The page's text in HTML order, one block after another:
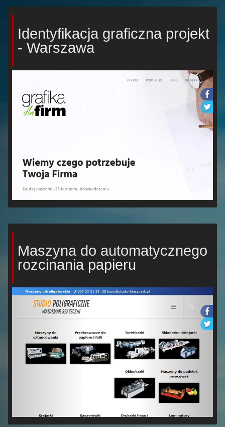
Identyfikacja graficzna projekt
- Warszawa
Maszyna do automatycznego
rozcinania papieru